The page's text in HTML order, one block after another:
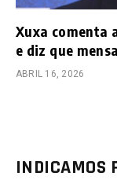
Xuxa comenta
e diz que
ABRIL 16, 2026
INDICAMOS